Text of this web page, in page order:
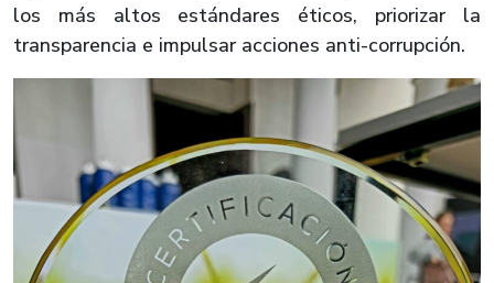
los más altos estándares éticos, priorizar la
transparencia e impulsar acciones anti-corrupción.